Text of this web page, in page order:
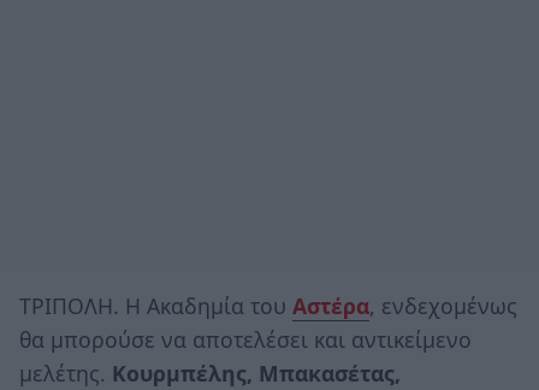
ΤΡΙΠΟΛΗ. Η Ακαδημία του Αστέρα, ενδεχομένως
θα μπορούσε να αποτελέσει και αντικείμενο
μελέτης. Κουρμπέλης, Μπακασέτας,